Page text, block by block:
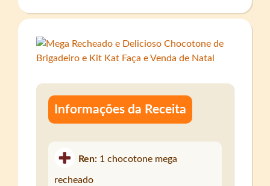
Informações da Receita
Ren: 1 chocotone mega
recheado